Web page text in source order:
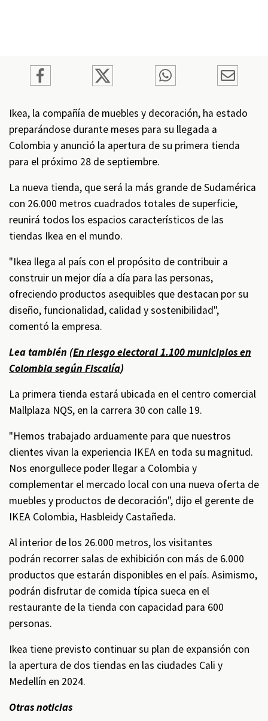
Ikea, la compañía de muebles y decoración, ha estado
preparándose durante meses para su llegada a
Colombia y anunció la apertura de su primera tienda
para el próximo 28 de septiembre.
La nueva tienda, que será la más grande de Sudamérica
con 26.000 metros cuadrados totales de superficie,
reunirá todos los espacios característicos de las
tiendas Ikea en el mundo.
"Ikea llega al país con el propósito de contribuir a
construir un mejor día a día para las personas,
ofreciendo productos asequibles que destacan por su
diseño, funcionalidad, calidad y sostenibilidad",
comentó la empresa.
Lea también (En riesgo electoral 1.100 municipios en
Colombia según Fiscalía)
La primera tienda estará ubicada en el centro comercial
Mallplaza NQS, en la carrera 30 con calle 19.
"Hemos trabajado arduamente para que nuestros
clientes vivan la experiencia IKEA en toda su magnitud.
Nos enorgullece poder llegar a Colombia y
complementar el mercado local con una nueva oferta de
muebles y productos de decoración", dijo el gerente de
IKEA Colombia, Hasbleidy Castañeda.
Al interior de los 26.000 metros, los visitantes
podrán recorrer salas de exhibición con más de 6.000
productos que estarán disponibles en el país. Asimismo,
podrán disfrutar de comida típica sueca en el
restaurante de la tienda con capacidad para 600
personas.
Ikea tiene previsto continuar su plan de expansión con
la apertura de dos tiendas en las ciudades Cali y
Medellín en 2024.
Otras noticias